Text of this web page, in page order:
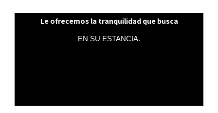
Le ofrecemos la tranquilidad que busca
EN SU ESTANCIA.
En Free Zone estamos especializados en proteger su